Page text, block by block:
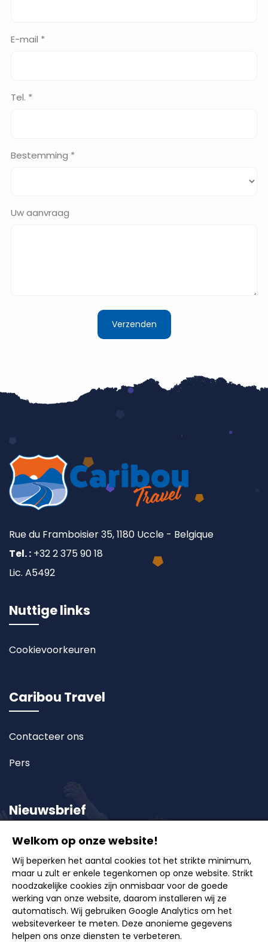
E-mail *
Tel. *
Bestemming *
Uw aanvraag
Rue du Framboisier 35, 1180 Uccle - Belgique
Tel. : +32 2 375 90 18
Lic. A5492
Nuttige links
Cookievoorkeuren
Caribou Travel
Contacteer ons
Pers
Nieuwsbrief
Schrijf u in op onze nieuwsbrief en ontvang als eerste
onze exclusieve aanbiedingen, reisideeën en tips
voor onvergetelijke uitstappen.
Welkom op onze website!
Wij beperken het aantal cookies tot het strikte minimum,
maar u zult er enkele tegenkomen op onze website. Strikt
noodzakelijke cookies zijn onmisbaar voor de goede
werking van onze website, daarom installeren wij ze
automatisch. Wij gebruiken Google Analytics om het
websiteverkeer te meten. Deze anonieme gegevens
helpen ons onze diensten te verbeteren.